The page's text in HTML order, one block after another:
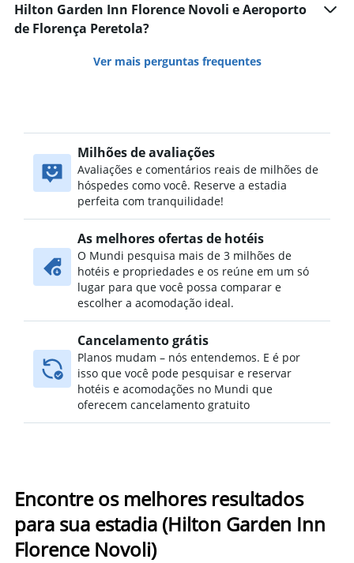
Hilton Garden Inn Florence Novoli e Aeroporto
de Florença Peretola?
Ver mais perguntas frequentes
Milhões de avaliações
Avaliações e comentários reais de milhões de
hóspedes como você. Reserve a estadia
perfeita com tranquilidade!
As melhores ofertas de hotéis
O Mundi pesquisa mais de 3 milhões de
hotéis e propriedades e os reúne em um só
lugar para que você possa comparar e
escolher a acomodação ideal.
Cancelamento grátis
Planos mudam – nós entendemos. E é por
isso que você pode pesquisar e reservar
hotéis e acomodações no Mundi que
oferecem cancelamento gratuito
Encontre os melhores resultados
para sua estadia (Hilton Garden Inn
Florence Novoli)